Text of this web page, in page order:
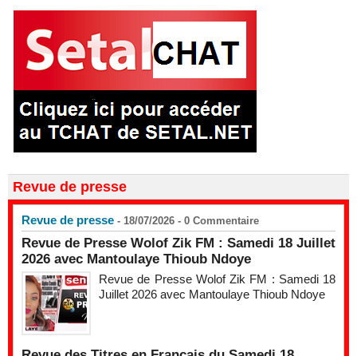
Revue de presse
Revue de presse - 18/07/2026 - 0 Commentaire
Revue de Presse Wolof Zik FM : Samedi 18 Juillet
2026 avec Mantoulaye Thioub Ndoye
Revue de Presse Wolof Zik FM : Samedi 18
Juillet 2026 avec Mantoulaye Thioub Ndoye